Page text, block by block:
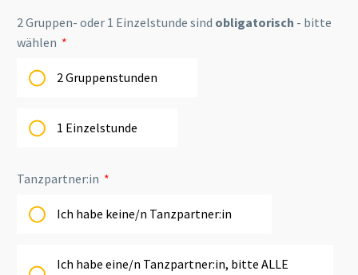
2 Gruppen- oder 1 Einzelstunde sind obligatorisch - bitte
wählen
2 Gruppenstunden
1 Einzelstunde
Tanzpartner:in
Ich habe keine/n Tanzpartner:in
Ich habe eine/n Tanzpartner:in, bitte ALLE